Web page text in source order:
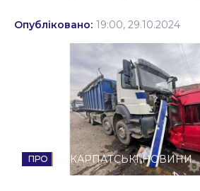
Освіта
Політика
Соціум
Стиль життя
Опубліковано: 19:00, 29.10.2024
ЗАКАРПАТСЬКІ НОВИНИ